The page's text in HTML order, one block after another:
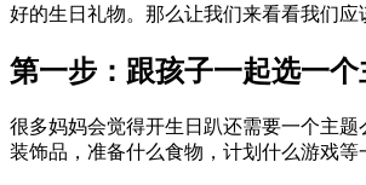
好的生日礼物。那么让我们来看看我们应
第一步：跟孩子一起选一个
很多妈妈会觉得开生日趴还需要一个主
装饰品，准备什么食物，计划什么游戏